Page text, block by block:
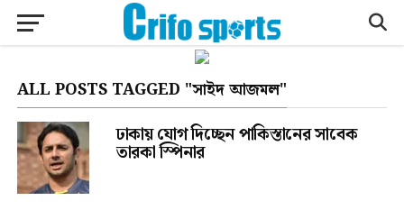
ALL POSTS TAGGED "সাইদ আজমল"
ঢাকায় যোগ দিচ্ছেন পাকিস্তানের সাবেক
তারকা স্পিনার